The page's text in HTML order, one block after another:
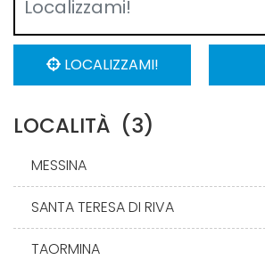
LOCALIZZAMI!
LOCALITÀ (3)
MESSINA
SANTA TERESA DI RIVA
TAORMINA